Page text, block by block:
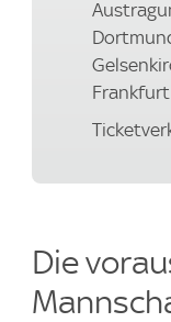
Frankfurt
Die